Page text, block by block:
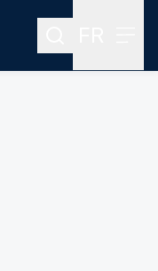
Rechercher